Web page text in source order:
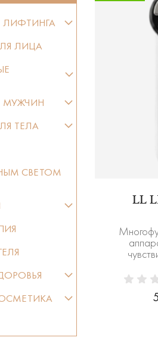
ЛИФТИНГА
ЛИЦА
МУЖЧИН
ТЕЛА
СВЕТОМ
LL